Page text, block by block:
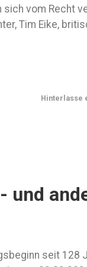
sich vom Recht
Tim Eike,
Hinterlasse
und
seit 128